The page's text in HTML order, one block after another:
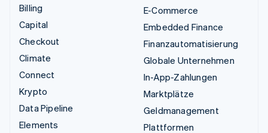
Billing
Capital
Checkout
Climate
Connect
Krypto
Data Pipeline
Elements
E-Commerce
Embedded Finance
Finanzautomatisierung
Globale Unternehmen
In-App-Zahlungen
Marktplätze
Geldmanagement
Plattformen